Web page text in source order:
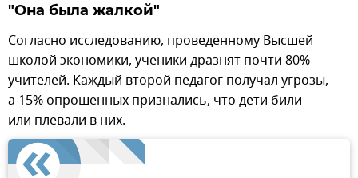
"Она была жалкой"
Согласно исследованию, проведенному Высшей
школой экономики, ученики дразнят почти 80%
учителей. Каждый второй педагог получал угрозы,
а 15% опрошенных признались, что дети били
или плевали в них.